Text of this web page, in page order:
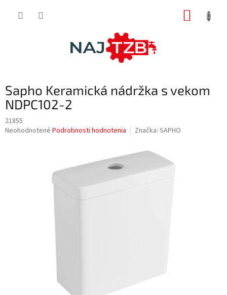
Sapho Keramická nádržka s vekom
NDPC102-2
21855
Priemerné
Neohodnotené Podrobnosti hodnotenia Značka: SAPHO